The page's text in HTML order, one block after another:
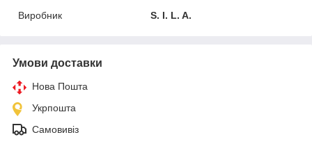
Виробник
S. I. L. A.
Умови доставки
Нова Пошта
Укрпошта
Самовивіз